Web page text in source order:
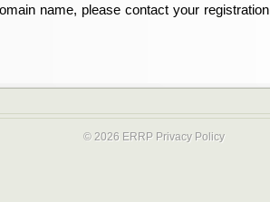
name, please contact your registration
sind und die Domainregistrierung
Service-Provider.
© 2026 ERRP Privacy Policy